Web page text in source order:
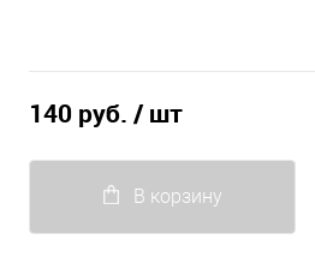
140 руб. / шт
В корзину